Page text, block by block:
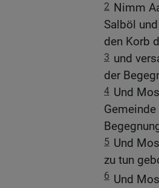
2 Nimm
Salböl
den Korb
3 und
der
4 Und
5 Und
zu tun
6 Und